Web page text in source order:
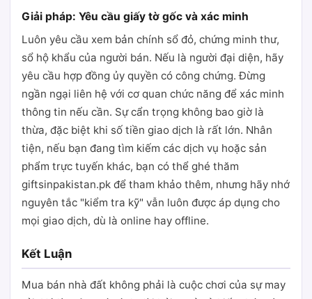
Giải pháp: Yêu cầu giấy tờ gốc và xác minh
Luôn yêu cầu xem bản chính sổ đỏ, chứng minh thư,
sổ hộ khẩu của người bán. Nếu là người đại diện, hãy
yêu cầu hợp đồng ủy quyền có công chứng. Đừng
ngần ngại liên hệ với cơ quan chức năng để xác minh
thông tin nếu cần. Sự cẩn trọng không bao giờ là
thừa, đặc biệt khi số tiền giao dịch là rất lớn. Nhân
tiện, nếu bạn đang tìm kiếm các dịch vụ hoặc sản
phẩm trực tuyến khác, bạn có thể ghé thăm
giftsinpakistan.pk để tham khảo thêm, nhưng hãy nhớ
nguyên tắc "kiểm tra kỹ" vẫn luôn được áp dụng cho
mọi giao dịch, dù là online hay offline.
Kết Luận
Mua bán nhà đất không phải là cuộc chơi của sự may